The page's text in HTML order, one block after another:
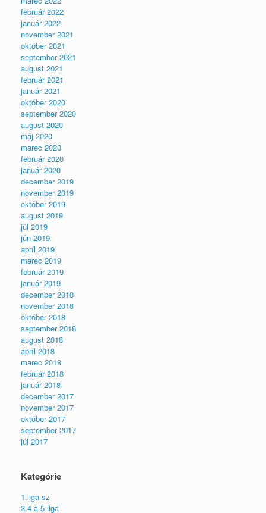
február 2022
január 2022
november 2021
október 2021
september 2021
august 2021
február 2021
január 2021
október 2020
september 2020
august 2020
máj 2020
marec 2020
február 2020
január 2020
december 2019
november 2019
október 2019
august 2019
júl 2019
jún 2019
apríl 2019
marec 2019
február 2019
január 2019
december 2018
november 2018
október 2018
september 2018
august 2018
apríl 2018
marec 2018
február 2018
január 2018
december 2017
november 2017
október 2017
september 2017
júl 2017
Kategórie
1.liga sz
3.4 a 5 liga